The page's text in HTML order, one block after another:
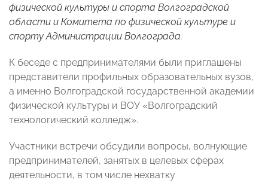
физической культуры и спорта Волгоградской
области и Комитета по физической культуре и
спорту Администрации Волгограда.
К беседе с предпринимателями были приглашены
представители профильных образовательных вузов,
а именно Волгоградской государственной академии
физической культуры и ВОУ «Волгоградский
технологический колледж».
Участники встречи обсудили вопросы, волнующие
предпринимателей, занятых в целевых сферах
деятельности, в том числе нехватку